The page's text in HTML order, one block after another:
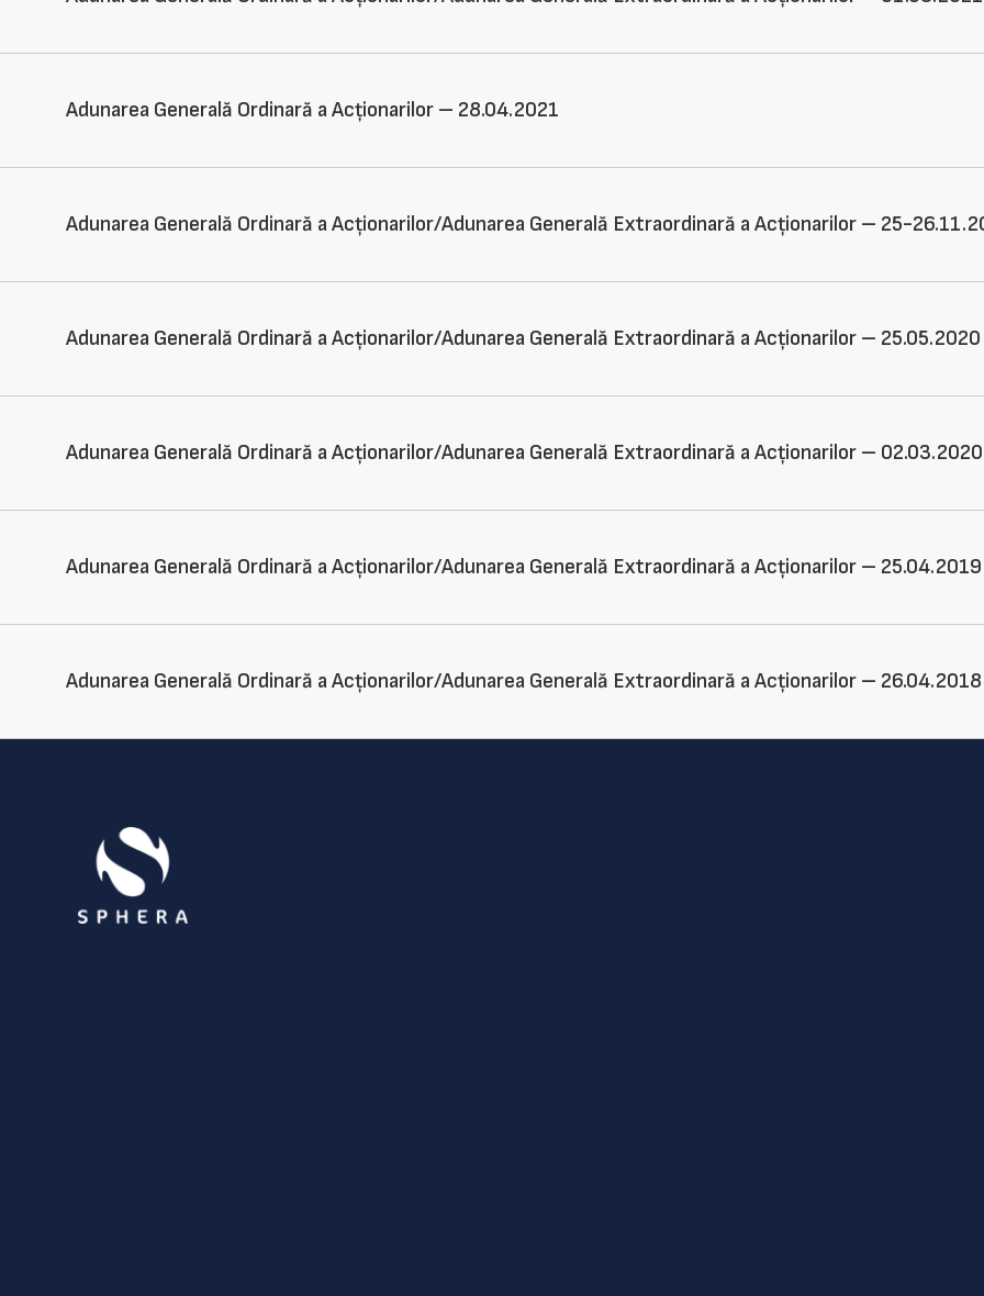
Adunarea Generală Ordinară a Acționarilor – 28.04.2021
Adunarea Generală Ordinară a Acționarilor/Adunarea Generală Extraordinară a Acționarilor – 25-
Adunarea Generală Ordinară a Acționarilor/Adunarea Generală Extraordinară a Acționarilor – 25.05.2020
Adunarea Generală Ordinară a Acționarilor/Adunarea Generală Extraordinară a Acționarilor – 02.03.2020
Adunarea Generală Ordinară a Acționarilor/Adunarea Generală Extraordinară a Acționarilor – 25.04.2019
Adunarea Generală Ordinară a Acționarilor/Adunarea Generală Extraordinară a Acționarilor – 26.04.2018